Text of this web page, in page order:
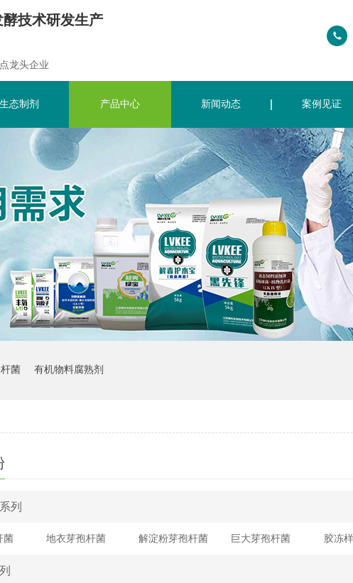
技术研发生产
龙头企业
态制剂 产品中心 新闻动态 案例见证
菌 有机物料腐熟剂
列
菌 地衣芽孢杆菌 解淀粉芽孢杆菌 巨大芽孢杆菌